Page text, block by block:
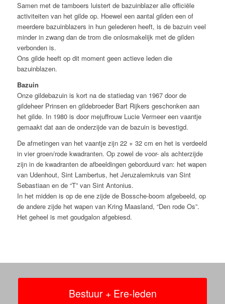
Samen met de tamboers luistert de bazuinblazer alle officiële
activiteiten van het gilde op. Hoewel een aantal gilden een of
meerdere bazuinblazers in hun gelederen heeft, is de bazuin veel
minder in zwang dan de trom die onlosmakelijk met de gilden
verbonden is.
Ons gilde heeft op dit moment geen actieve leden die
bazuinblazen.
Bazuin
Onze gildebazuin is kort na de statiedag van 1967 door de
gildeheer Prinsen en gildebroeder Bart Rijkers geschonken aan
het gilde. In 1980 is door mejuffrouw Lucie Vermeer een vaantje
gemaakt dat aan de onderzijde van de bazuin is bevestigd.
De afmetingen van het vaantje zijn 22 + 32 cm en het is verdeeld
in vier groen/rode kwadranten. Op zowel de voor- als achterzijde
zijn in de kwadranten de afbeeldingen geborduurd van: het wapen
van Udenhout, Sint Lambertus, het Jeruzalemkruis van Sint
Sebastiaan en de “T” van Sint Antonius.
In het midden is op de ene zijde de Bossche-boom afgebeeld, op
de andere zijde het wapen van Kring Maasland, “Den rode Os”.
Het geheel is met goudgalon afgebiesd.
Bestuur + Ere-leden